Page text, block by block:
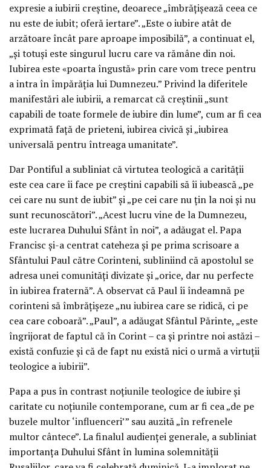
expresie a iubirii creștine, deoarece „îmbrățișează ceea ce
nu este de iubit; oferă iertare”. „Este o iubire atât de
arzătoare încât pare aproape imposibilă”, a continuat el,
„și totuși este singurul lucru care va rămâne din noi.
Iubirea este «poarta îngustă» prin care vom trece pentru
a intra în împărăția lui Dumnezeu.” Privind la diferitele
manifestări ale iubirii, a remarcat că creștinii „sunt
capabili de toate formele de iubire din lume”, cum ar fi cea
exprimată față de prieteni, iubirea civică și „iubirea
universală pentru întreaga umanitate”.
Dar Pontiful a subliniat că virtutea teologică a carității
este cea care îi face pe creștini capabili să îi iubească „pe
cei care nu sunt de iubit” și „pe cei care nu țin la noi și nu
sunt recunoscători”. „Acest lucru vine de la Dumnezeu,
este lucrarea Duhului Sfânt în noi”, a adăugat el. Papa
Francisc și-a centrat cateheza și pe prima scrisoare a
Sfântului Paul către Corinteni, subliniind că apostolul se
adresa unei comunități divizate și „orice, dar nu perfecte
în iubirea fraternă”. A observat că Paul îi îndeamnă pe
corinteni să îmbrățișeze „nu iubirea care se ridică, ci pe
cea care coboară”. „Paul”, a adăugat Sfântul Părinte, „este
îngrijorat de faptul că în Corint – ca și printre noi astăzi –
există confuzie și că de fapt nu există nici o urmă a virtuții
teologice a iubirii”.
Papa a pus în contrast noțiunile teologice de iubire și
caritate cu noțiunile contemporane, cum ar fi cea „de pe
buzele multor ‘influenceri’” sau auzită „în refrenele
multor cântece”. La finalul audienței generale, a subliniat
importanța Duhului Sfânt în lumina solemnității